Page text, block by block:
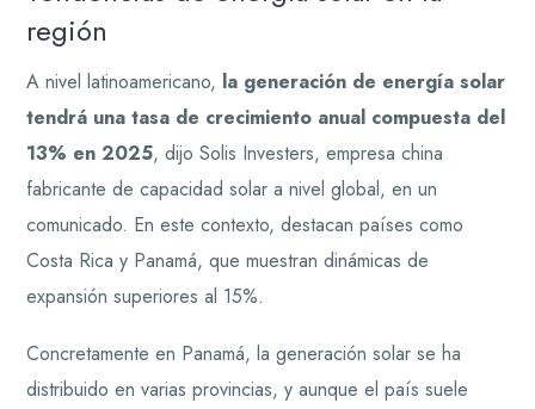
región
A nivel latinoamericano, la generación de energía solar
tendrá una tasa de crecimiento anual compuesta del
13% en 2025, dijo Solis Investers, empresa china
fabricante de capacidad solar a nivel global, en un
comunicado. En este contexto, destacan países como
Costa Rica y Panamá, que muestran dinámicas de
expansión superiores al 15%.
Concretamente en Panamá, la generación solar se ha
distribuido en varias provincias, y aunque el país suele